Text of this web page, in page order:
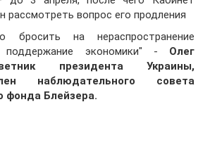
рассмотреть вопрос его продления
на нераспространение
поддержание экономики" - Олег
президента Украины,
наблюдательного совета
фонда Блейзера.